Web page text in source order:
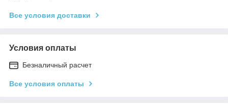
Все условия доставки
Условия оплаты
Безналичный расчет
Все условия оплаты